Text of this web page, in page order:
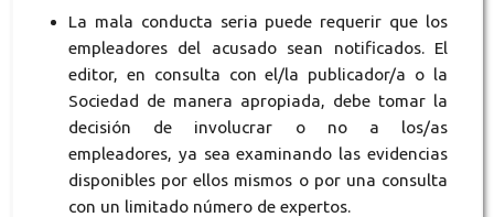
La mala conducta seria puede requerir que los
empleadores del acusado sean notificados. El
editor, en consulta con el/la publicador/a o la
Sociedad de manera apropiada, debe tomar la
decisión de involucrar o no a los/as
empleadores, ya sea examinando las evidencias
disponibles por ellos mismos o por una consulta
con un limitado número de expertos.